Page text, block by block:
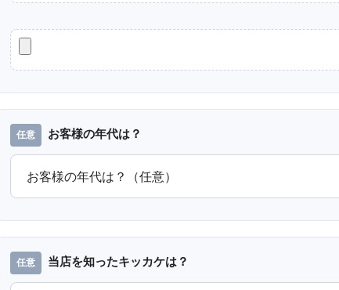
お客様の年代は？
当店を知ったキッカケは？